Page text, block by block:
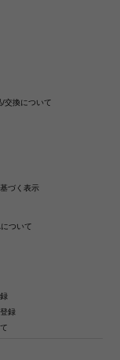
/交換について
づく表示
ついて
録